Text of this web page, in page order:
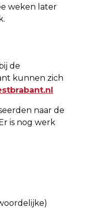
weken later
de
kunnen zich
naar de
is nog werk